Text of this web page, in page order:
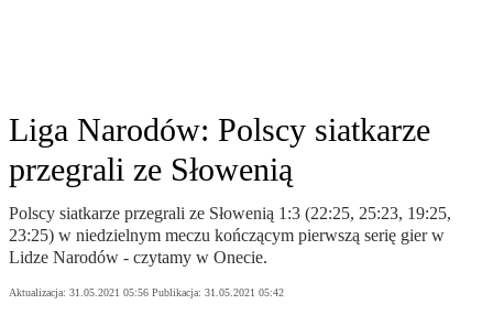
Liga Narodów: Polscy siatkarze
przegrali ze Słowenią
Polscy siatkarze przegrali ze Słowenią 1:3 (22:25, 25:23, 19:25,
23:25) w niedzielnym meczu kończącym pierwszą serię gier w
Lidze Narodów - czytamy w Onecie.
Aktualizacja: 31.05.2021 05:56 Publikacja: 31.05.2021 05:42